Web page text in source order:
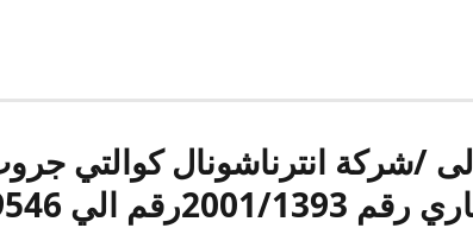
/شركة انترناشونال كوالتي
2001/1393رقم الي 17439546